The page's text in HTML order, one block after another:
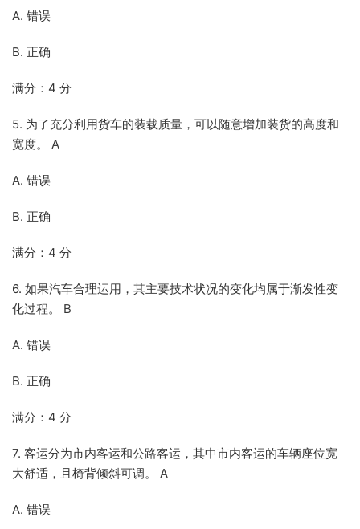
A. 错误
B. 正确
满分：4 分
5. 为了充分利用货车的装载质量，可以随意增加装货的高度和
宽度。 A
A. 错误
B. 正确
满分：4 分
6. 如果汽车合理运用，其主要技术状况的变化均属于渐发性变
化过程。 B
A. 错误
B. 正确
满分：4 分
7. 客运分为市内客运和公路客运，其中市内客运的车辆座位宽
大舒适，且椅背倾斜可调。 A
A. 错误